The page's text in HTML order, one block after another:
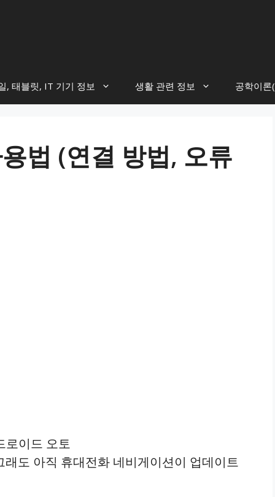
, 태블릿, IT 기기 정보 생활 관련 정보 공학이론
법 (연결 방법, 오류
도 아직 휴대전화 네비게이션이 업데이트